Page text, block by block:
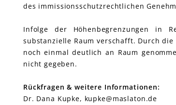
des immissionsschutzrechtlichen
Infolge der Höhenbegrenzungen in
substanzielle Raum verschafft. Durch
noch einmal deutlich an Raum
nicht gegeben.
Rückfragen & weitere Informationen:
Dr. Dana Kupke, kupke@maslaton.de